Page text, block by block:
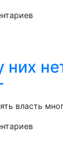
них
власть